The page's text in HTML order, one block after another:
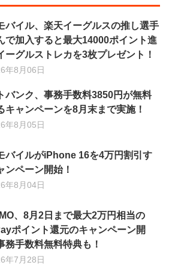
バイル、楽天イーグルスの推し選手
で加入すると最大14000ポイント進
ーグルストレカを3枚プレゼント！
年8月06日
バンク、事務手数料3850円が無料
キャンペーンを8月末まで実施！
年8月05日
バイルがiPhone 16を4万円割引す
ンペーン開始！
年8月04日
、8月2日まで最大2万円相当の
ポイント還元のキャンペーン開
務手数料無料特典も！
年7月28日